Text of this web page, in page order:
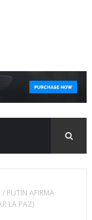
/ PUTIN AFIRMA
LA PAZ)